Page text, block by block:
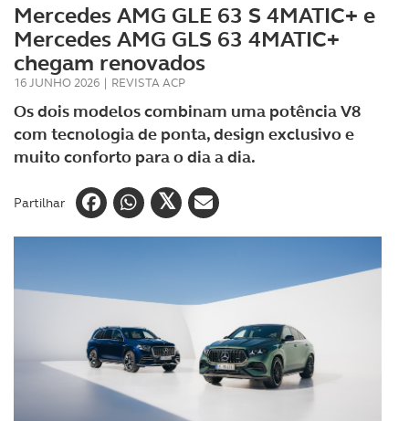
Mercedes AMG GLE 63 S 4MATIC+ e
Mercedes AMG GLS 63 4MATIC+
chegam renovados
16 JUNHO 2026 | REVISTA ACP
Os dois modelos combinam uma potência V8
com tecnologia de ponta, design exclusivo e
muito conforto para o dia a dia.
Partilhar